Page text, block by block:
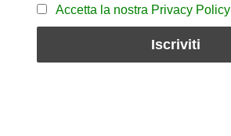
Accetta la nostra Privacy Policy